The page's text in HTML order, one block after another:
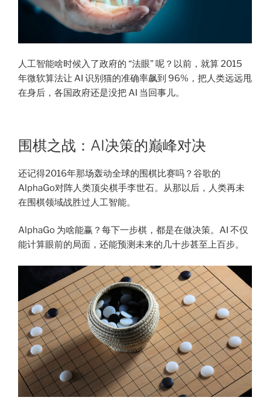
人工智能啥时候入了政府的 “法眼” 呢？以前，就算 2015
年微软算法让 AI 识别猫的准确率飙到 96%，把人类远远甩
在身后，各国政府还是没把 AI 当回事儿。
围棋之战：AI决策的巅峰对决
还记得2016年那场轰动全球的围棋比赛吗？谷歌的
AlphaGo对阵人类顶尖棋手李世石。从那以后，人类再未
在围棋领域战胜过人工智能。
AlphaGo 为啥能赢？每下一步棋，都是在做决策。AI 不仅
能计算眼前的局面，还能预测未来的几十步甚至上百步。